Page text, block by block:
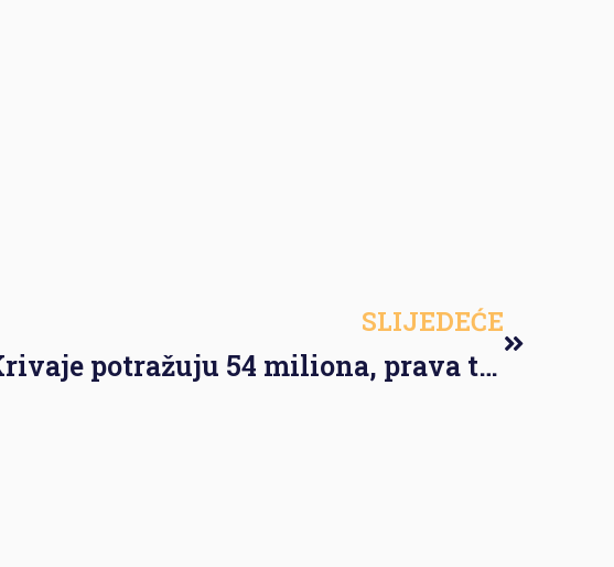
SLIJEDEĆE
Radnici Krivaje potražuju 54 miliona, prava tražili na protestu pred zgradom VladeFBiH